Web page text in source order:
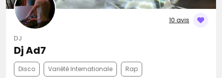
10 avis
DJ
Dj Ad7
Disco Variété Internationale Rap